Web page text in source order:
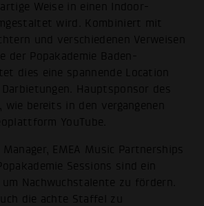
Weise in einen Indoor-
wird. Kombiniert mit
und verschiedenen Verweisen
der Popakademie Baden-
dies eine spannende Location
Hauptsponsor des
bereits in den vergangenen
YouTube.
EMEA Music Partnerships
Sessions sind ein
Nachwuchstalente zu fördern.
die achte Staffel zu